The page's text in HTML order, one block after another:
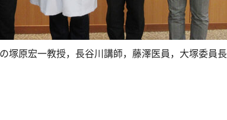
の塚原宏一教授，長谷川講師，藤澤医員，大塚委員長